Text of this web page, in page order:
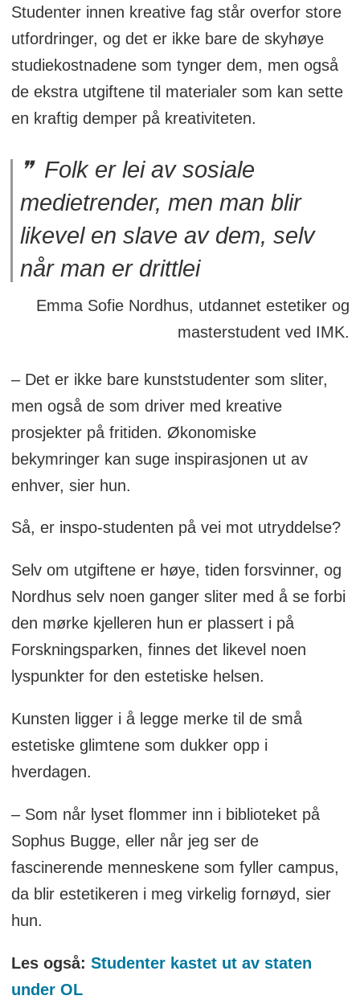
Studenter innen kreative fag står overfor store
utfordringer, og det er ikke bare de skyhøye
studiekostnadene som tynger dem, men også
de ekstra utgiftene til materialer som kan sette
en kraftig demper på kreativiteten.
Folk er lei av sosiale
medietrender, men man blir
likevel en slave av dem, selv
når man er drittlei
Emma Sofie Nordhus, utdannet estetiker og
masterstudent ved IMK.
– Det er ikke bare kunststudenter som sliter,
men også de som driver med kreative
prosjekter på fritiden. Økonomiske
bekymringer kan suge inspirasjonen ut av
enhver, sier hun.
Så, er inspo-studenten på vei mot utryddelse?
Selv om utgiftene er høye, tiden forsvinner, og
Nordhus selv noen ganger sliter med å se forbi
den mørke kjelleren hun er plassert i på
Forskningsparken, finnes det likevel noen
lyspunkter for den estetiske helsen.
Kunsten ligger i å legge merke til de små
estetiske glimtene som dukker opp i
hverdagen.
– Som når lyset flommer inn i biblioteket på
Sophus Bugge, eller når jeg ser de
fascinerende menneskene som fyller campus,
da blir estetikeren i meg virkelig fornøyd, sier
hun.
Les også: Studenter kastet ut av staten
under OL